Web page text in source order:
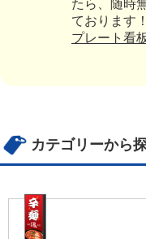
たら、随時
ております！
プレート看
カテゴリーから